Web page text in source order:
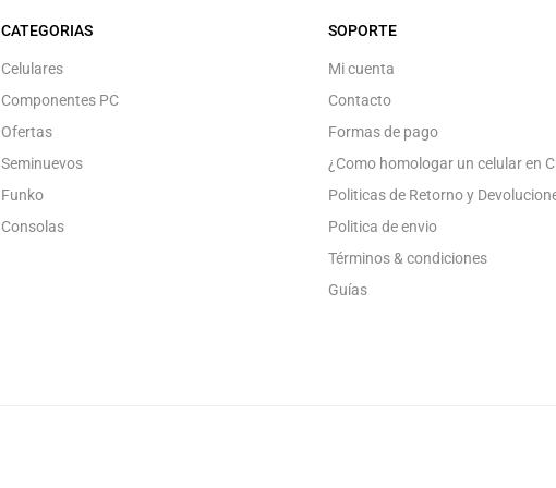
CATEGORIAS
Celulares
Componentes PC
Ofertas
Seminuevos
Funko
Consolas
SOPORTE
Mi cuenta
Contacto
Formas de pago
¿Como homologar un celular en
Politicas de Retorno y
Politica de envio
Términos & condiciones
Guías